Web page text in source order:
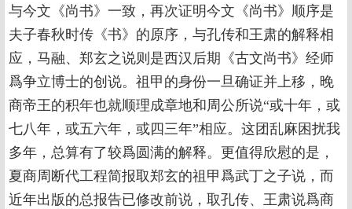
与今文《尚书》一致，再次证明今文《尚书》顺序是
夫子春秋时传《书》的原序，与孔传和王肃的解释相
应，马融、郑玄之说则是西汉后期《古文尚书》经师
爲争立博士的创说。祖甲的身份一旦确证并上移，晚
商帝王的积年也就顺理成章地和周公所说“或十年，或
七八年，或五六年，或四三年”相应。这团乱麻困扰我
多年，总算有了较爲圆满的解释。更值得欣慰的是，
夏商周断代工程简报取郑玄的祖甲爲武丁之子说，而
近年出版的总报告已修改前说，取孔传、王肃说爲商